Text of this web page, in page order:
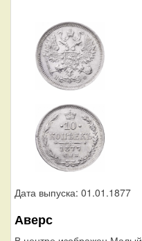
Дата выпуска: 01.01.1877
Аверс